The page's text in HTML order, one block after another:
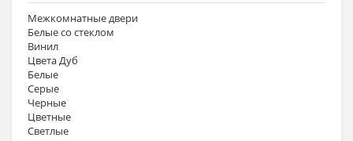
Межкомнатные двери
Белые со стеклом
Винил
Цвета Дуб
Белые
Серые
Черные
Цветные
Светлые